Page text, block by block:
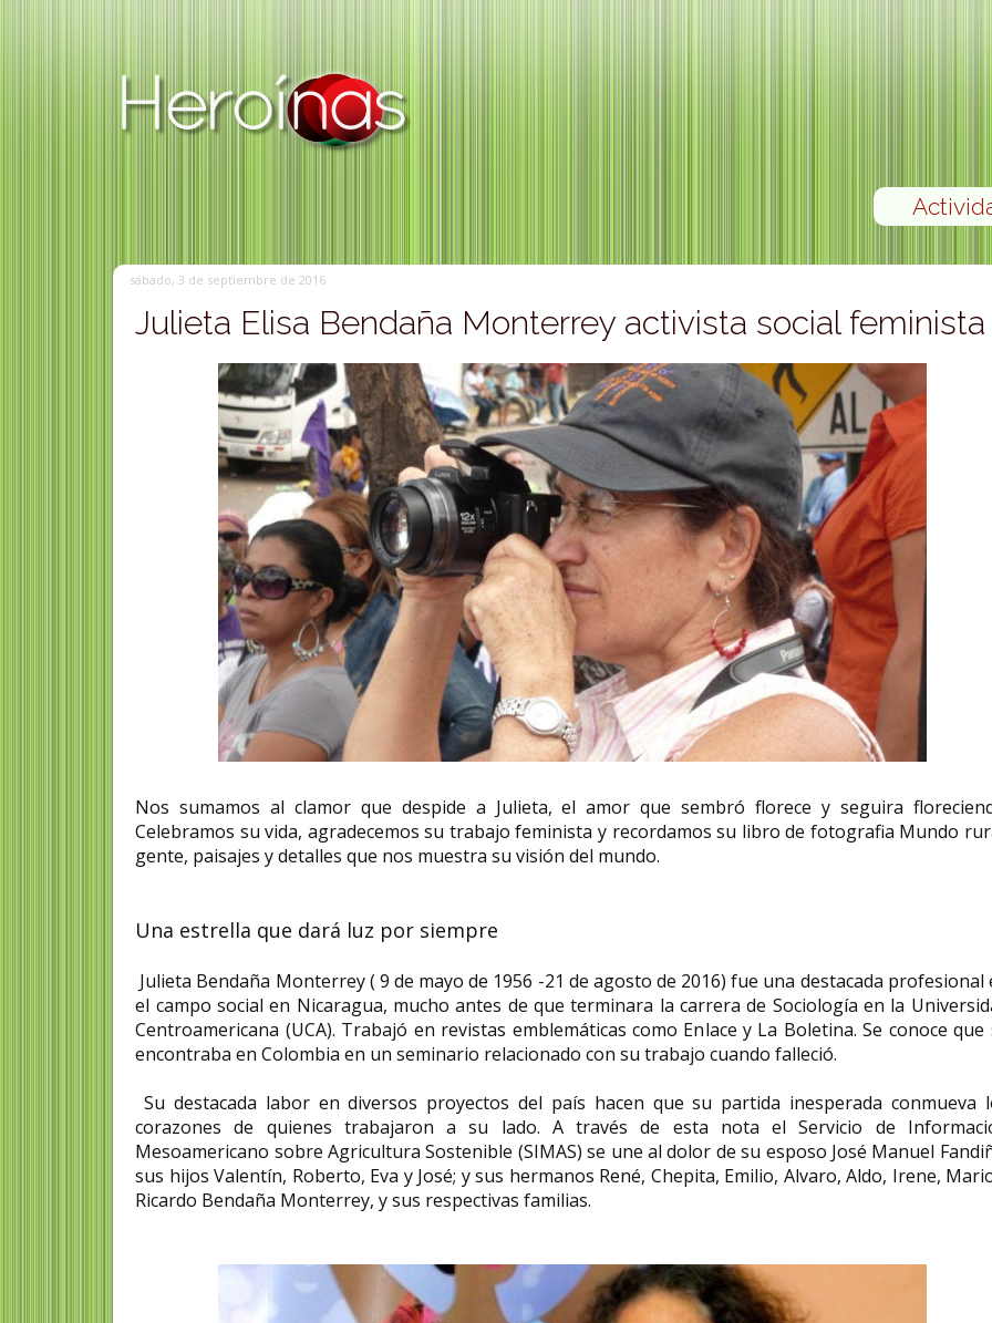
sábado, 3 de septiembre de 2016
Julieta Elisa Bendaña Monterrey activista social feminista
Nos sumamos al clamor que despide a Julieta, el amor que sembró florece y seguira
Celebramos su vida, agradecemos su trabajo feminista y recordamos su libro de fotografia Mundo
gente, paisajes y detalles que nos muestra su visión del mundo.
Una estrella que dará luz por siempre
Julieta Bendaña Monterrey ( 9 de mayo de 1956 -21 de agosto de 2016) fue una destacada profesional
el campo social en Nicaragua, mucho antes de que terminara la carrera de Sociología en la
Centroamericana (UCA). Trabajó en revistas emblemáticas como Enlace y La Boletina. Se conoce que
encontraba en Colombia en un seminario relacionado con su trabajo cuando falleció.
Su destacada labor en diversos proyectos del país hacen que su partida inesperada conmueva
corazones de quienes trabajaron a su lado. A través de esta nota el Servicio de
Mesoamericano sobre Agricultura Sostenible (SIMAS) se une al dolor de su esposo José Manuel
sus hijos Valentín, Roberto, Eva y José; y sus hermanos René, Chepita, Emilio, Alvaro, Aldo, Irene,
Ricardo Bendaña Monterrey, y sus respectivas familias.
Rosa Manzano política
Rosa de Lima Manzano Gete
(Villanueva de Gumiel, Burgos, 25 de
julio de 1949 - Sierra de La...
Josephine
sufragista
Josephine Levy-
de 1877 en Berlín, -